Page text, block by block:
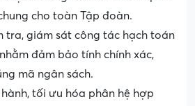
cho toàn Tập đoàn.
tra, giám sát công tác hạch toán
đảm bảo tính chính xác,
mã ngân sách.
tối ưu hóa phân hệ hợp